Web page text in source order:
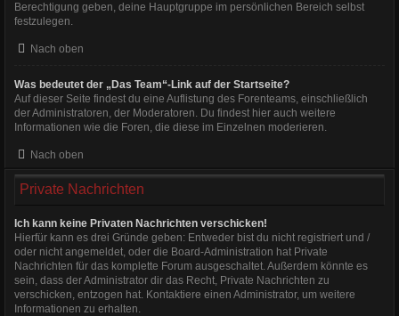
Berechtigung geben, deine Hauptgruppe im persönlichen Bereich selbst
festzulegen.
Nach oben
Was bedeutet der „Das Team“-Link auf der Startseite?
Auf dieser Seite findest du eine Auflistung des Forenteams, einschließlich
der Administratoren, der Moderatoren. Du findest hier auch weitere
Informationen wie die Foren, die diese im Einzelnen moderieren.
Nach oben
Private Nachrichten
Ich kann keine Privaten Nachrichten verschicken!
Hierfür kann es drei Gründe geben: Entweder bist du nicht registriert und /
oder nicht angemeldet, oder die Board-Administration hat Private
Nachrichten für das komplette Forum ausgeschaltet. Außerdem könnte es
sein, dass der Administrator dir das Recht, Private Nachrichten zu
verschicken, entzogen hat. Kontaktiere einen Administrator, um weitere
Informationen zu erhalten.